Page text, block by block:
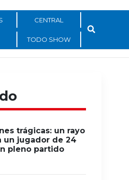
CENTRAL
TODO SHOW
trágicas: un rayo
un jugador de 24
pleno partido